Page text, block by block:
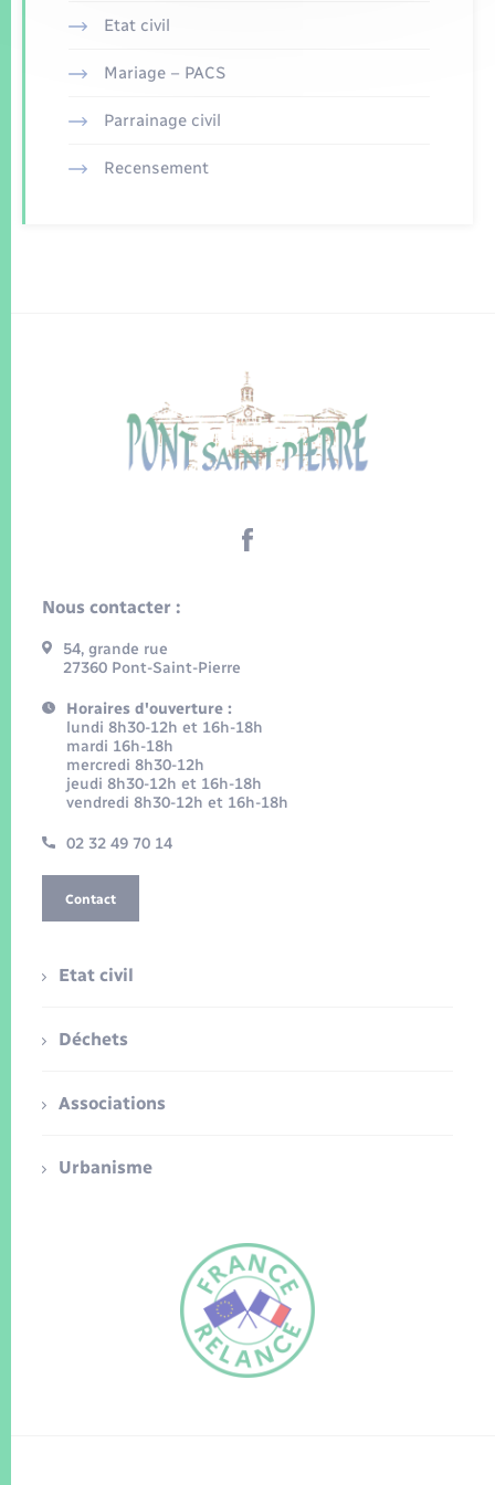
Etat civil
Mariage – PACS
Parrainage civil
Recensement
Nous contacter :
54, grande rue
27360 Pont-Saint-Pierre
Horaires d'ouverture :
lundi 8h30-12h et 16h-18h
mardi 16h-18h
mercredi 8h30-12h
jeudi 8h30-12h et 16h-18h
vendredi 8h30-12h et 16h-18h
02 32 49 70 14
Contact
Etat civil
Déchets
Associations
Urbanisme